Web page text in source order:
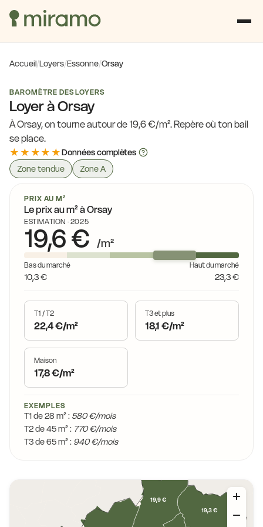
Accueil/Loyers/Essonne/Orsay
BAROMÈTRE DES LOYERS
Loyer à Orsay
À Orsay, on tourne autour de 19,6 €/m². Repère où ton bail
se place.
★★★★★Données complètes
Zone tendue
Zone A
PRIX AU M²
Le prix au m² à Orsay
ESTIMATION · 2025
19,6 € /m²
Bas du marché
10,3 €
Haut du marché
23,3 €
T1 / T2
22,4 €/m²
T3 et plus
18,1 €/m²
Maison
17,8 €/m²
EXEMPLES
T1 de 28 m² : 580 €/mois
T2 de 45 m² : 770 €/mois
T3 de 65 m² : 940 €/mois
19,9 €
19,3 €